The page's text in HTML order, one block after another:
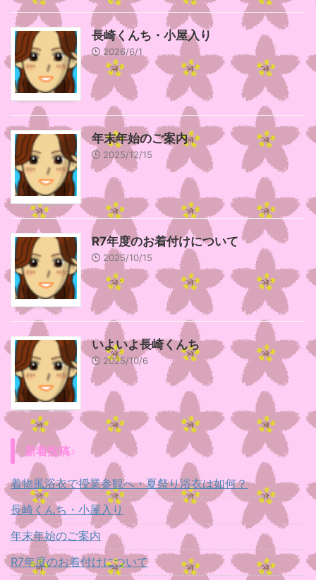
長崎くんち・小屋入り
2026/6/1
年末年始のご案内
2025/12/15
R7年度のお着付けについて
2025/10/15
いよいよ長崎くんち
2025/10/6
新着投稿♪
着物風浴衣で授業参観へ・夏祭り浴衣は如何？
長崎くんち・小屋入り
年末年始のご案内
R7年度のお着付けについて